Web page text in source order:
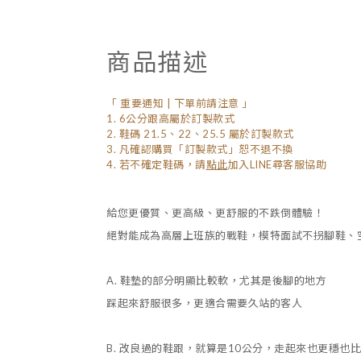
商品描述
「 重要通知 | 下單前請注意 」
1. 6公分跟高屬於訂製款式
2. 鞋碼 21.5、22、25.5 屬於訂製款式
3. 凡確認購買「訂製款式」恕不退不換
4. 若不確定鞋碼， 請點此加入LINE尋客服協助
給您更優質、更高級、更舒服的不跌倒體驗！
絕對能成為高層上班族的戰鞋，模特面試不拐腳鞋、
A. 鞋墊的部分明顯比較軟，尤其是後腳的地方
踩起來舒服很多，更適合需要久站的客人
B. 改良過的鞋跟，就算是10公分，走起來也更穩也